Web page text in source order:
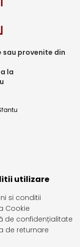
sau provenite din
la
utilizare
si conditii
Cookie
de confidențialitate
de returnare